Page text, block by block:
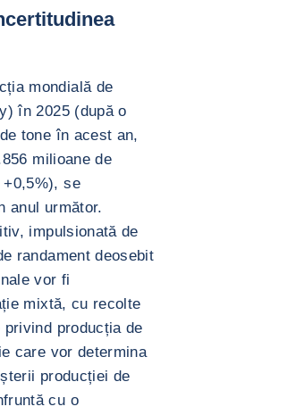
mondială de
în 2025 (după o
tone în acest an,
milioane de
+0,5%), se
anul următor.
impulsionată de
randament deosebit
vor fi
mixtă, cu recolte
producția de
care vor determina
producției de
cu o